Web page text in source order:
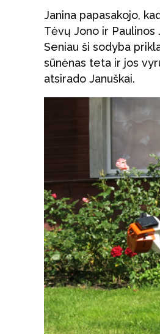
Janina papasakojo,
Tėvų Jono ir
Seniau ši sodyba
sūnėnas teta ir jos
atsirado Januškai.